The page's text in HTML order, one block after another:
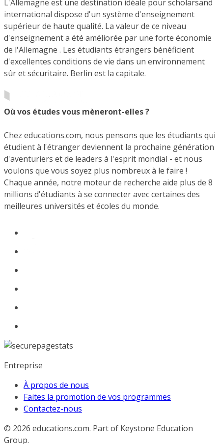
L'Allemagne est une destination idéale pour scholarsand
international dispose d'un système d'enseignement
supérieur de haute qualité. La valeur de ce niveau
d'enseignement a été améliorée par une forte économie
de l'Allemagne . Les étudiants étrangers bénéficient
d'excellentes conditions de vie dans un environnement
sûr et sécuritaire. Berlin est la capitale.
Où vos études vous mèneront-elles ?
Chez educations.com, nous pensons que les étudiants qui
étudient à l'étranger deviennent la prochaine génération
d'aventuriers et de leaders à l'esprit mondial - et nous
voulons que vous soyez plus nombreux à le faire !
Chaque année, notre moteur de recherche aide plus de 8
millions d'étudiants à se connecter avec certaines des
meilleures universités et écoles du monde.
Entreprise
À propos de nous
Faites la promotion de vos programmes
Contactez-nous
© 2026 educations.com. Part of Keystone Education
Group.